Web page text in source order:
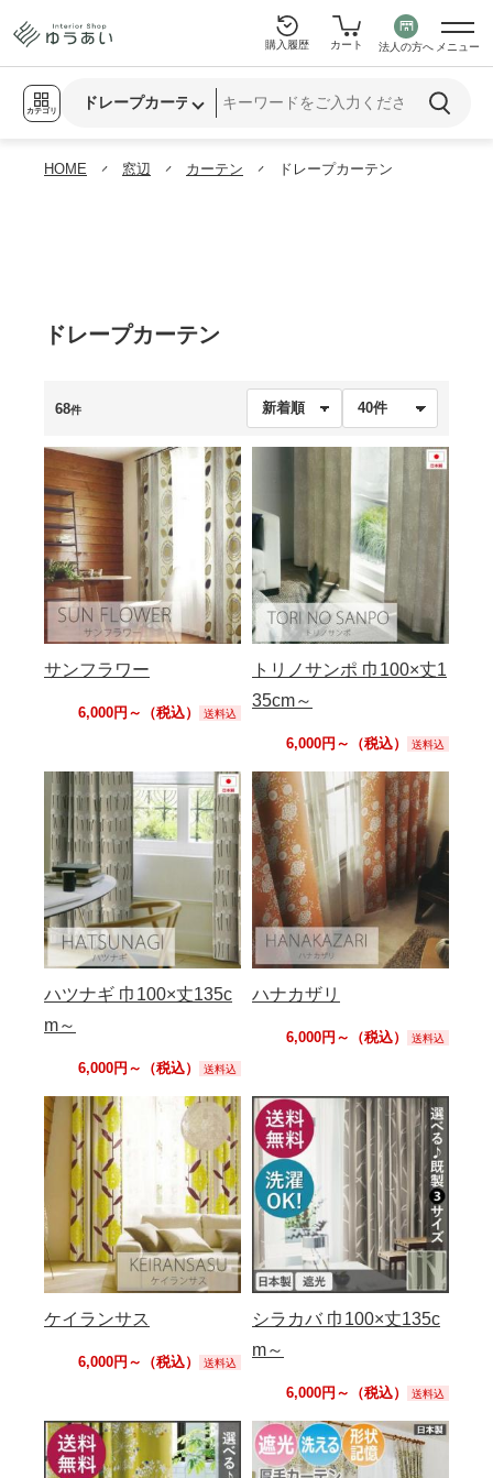
カテゴリ
購入履歴 カート 法人の方へ メニュー
HOME 窓辺 カーテン ドレープカーテン
ドレープカーテン
68件
サンフラワー
6,000円～（税込） 送料込
トリノサンポ 巾100×丈1
35cm～
6,000円～（税込） 送料込
ハツナギ 巾100×丈135c
m～
6,000円～（税込） 送料込
ハナカザリ
6,000円～（税込） 送料込
ケイランサス
6,000円～（税込） 送料込
シラカバ 巾100×丈135c
m～
6,000円～（税込） 送料込